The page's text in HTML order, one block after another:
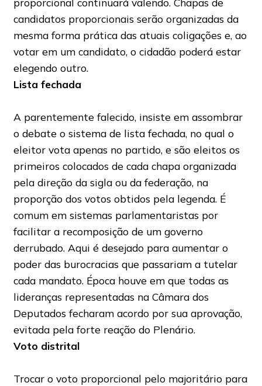
candidatos proporcionais serão organizadas da
mesma forma prática das atuais coligações e, ao
votar em um candidato, o cidadão poderá estar
elegendo outro.
Lista fechada
A parentemente falecido, insiste em assombrar
o debate o sistema de lista fechada, no qual o
eleitor vota apenas no partido, e são eleitos os
primeiros colocados de cada chapa organizada
pela direção da sigla ou da federação, na
proporção dos votos obtidos pela legenda. É
comum em sistemas parlamentaristas por
facilitar a recomposição de um governo
derrubado. Aqui é desejado para aumentar o
poder das burocracias que passariam a tutelar
cada mandato. Época houve em que todas as
lideranças representadas na Câmara dos
Deputados fecharam acordo por sua aprovação,
evitada pela forte reação do Plenário.
Voto distrital
Trocar o voto proporcional pelo majoritário para